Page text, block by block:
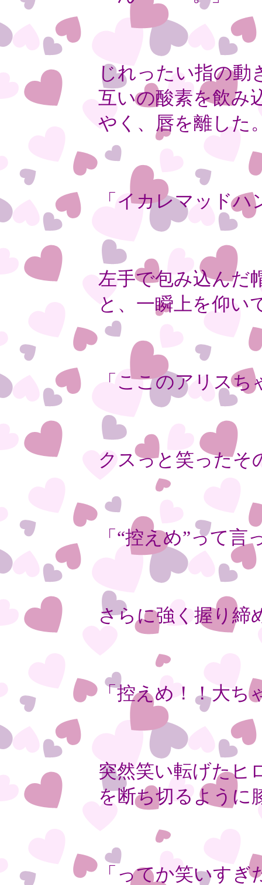
じれったい指の動
互いの酸素を飲み
やく、唇を離した
「イカレマッドハ
左手で包み込んだ
と、一瞬上を仰い
「ここのアリス
クスっと笑ったそ
「“控えめ”って
さらに強く握り締
「控えめ！！大
突然笑い転げたヒ
を断ち切るように
「ってか笑いすぎ